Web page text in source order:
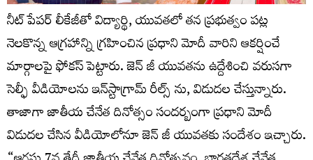
నీట్ పేపర్ లీకేజీతో విద్యార్థి, యువతలో తన ప్రభుత్వం పట్ల
నెలకొన్న ఆగ్రహాన్ని గ్రహించిన ప్రధాని మోదీ వారిని ఆకర్షించే
మార్గాలపై ఫోకస్ పెట్టారు. జెన్ జీ యువతను ఉద్దేశించి వరుసగా
సెల్ఫీ వీడియోలను ఇన్‌స్టాగ్రామ్ రీల్స్ ను, విడుదల చేస్తున్నారు.
తాజాగా జాతీయ చేనేత దినోత్సం సందర్బంగా ప్రధాని మోదీ
విడుదల చేసిన వీడియోలోనూ జెన్ జీ యువతకు సందేశం ఇచ్చారు.